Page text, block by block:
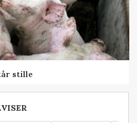
stille